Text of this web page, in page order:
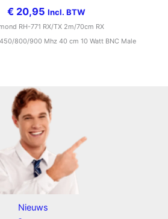
€20,95 Incl. BTW
RH-771 RX/TX 2m/70cm RX
800/900 Mhz 40 cm 10 Watt BNC Male
Nieuws